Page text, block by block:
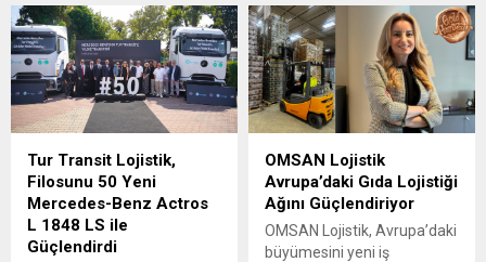
Tur Transit Lojistik,
Filosunu 50 Yeni
Mercedes-Benz Actros
L 1848 LS ile
Güçlendirdi
OMSAN Lojistik
Avrupa’daki Gıda Lojistiği
Ağını Güçlendiriyor
OMSAN Lojistik, Avrupa’daki
büyümesini yeni iş